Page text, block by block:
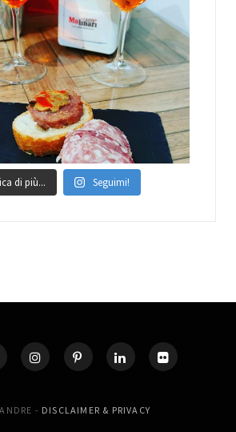
di più... Seguimi!
- DISCLAIMER & PRIVACY